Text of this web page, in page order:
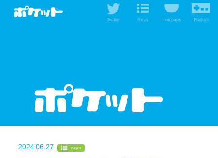
Twitter News Company Product
2024.06.27 news